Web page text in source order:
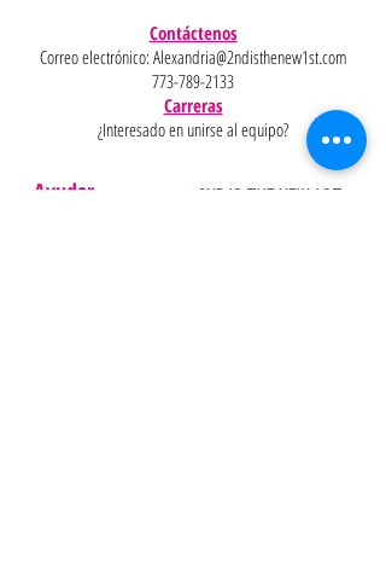
Contáctenos
Correo electrónico: Alexandria@2ndisthenew1st.com
773-789-2133
Carreras
¿Interesado en unirse al equipo?
Ayudar